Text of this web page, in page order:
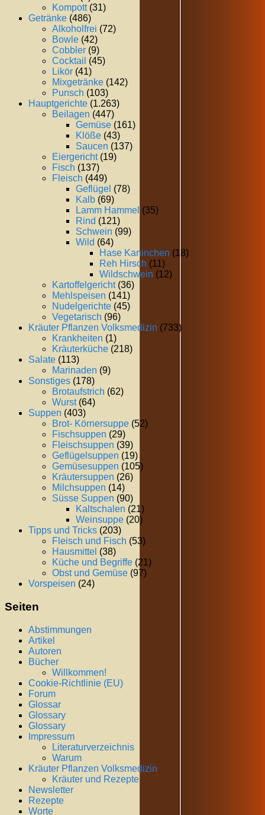
Kompott(31)
Getränke (486)
Alkoholfrei (72)
Bowle (42)
Cobbler (9)
Cocktail (45)
Likör (41)
Mixgetränke (142)
Punsch (103)
Hauptgerichte (1.263)
Beilagen (447)
Gemüse (161)
Klöße (43)
Saucen (137)
Eiergericht(19)
Fisch (137)
Fleisch (449)
Geflügel (78)
Kalb (69)
Lamm Hammel (35)
Rind (121)
Schwein (99)
Wild (64)
Hase Kaninchen (18)
Reh Hirsch (11)
Wildschwein (12)
Kartoffelgericht(36)
Mehlspeisen (141)
Nudelgerichte (45)
Vegetarisch (96)
Kräuter Pflanzen Volksmedizin (733)
Krankheiten (1)
Kräuterküche (218)
Salate (113)
Marinaden (9)
Sonstiges (178)
Brotaufstrich (62)
Wurst(64)
Suppen (403)
Brot- Körnersuppe (52)
Fischsuppen (29)
Fleischsuppen (39)
Geflügelsuppen (19)
Gemüsesuppen (105)
Kräutersuppen (26)
Milchsuppen (14)
Süsse Suppen (90)
Kaltschalen (21)
Weinsuppe (20)
Tipps und Tricks (203)
Fleisch und Fisch (53)
Hausmittel (38)
Küche und Begriffe (21)
Obst und Gemüse (97)
Vorspeisen (24)
Seiten
Abstimmungen
Artikel
Autoren
Bücher
Willkommen!
Cookie-Richtlinie (EU)
Forum
Glossar
Glossary
Glossary
Impressum
Literaturverzeichnis
Warum
Kräuter Pflanzen Volksmedizin
Kräuter und Rezepte
Newsletter
Rezepte
Worte